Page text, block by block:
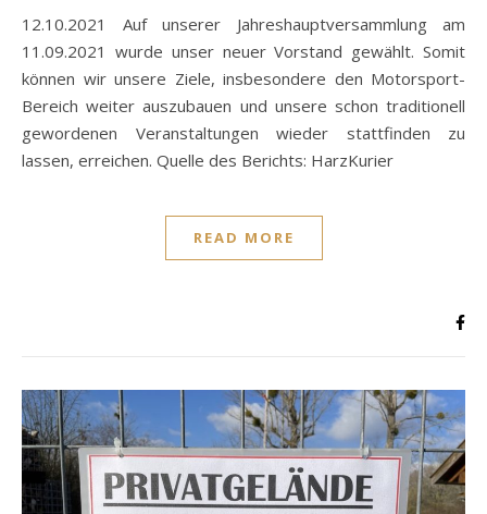
12.10.2021 Auf unserer Jahreshauptversammlung am
11.09.2021 wurde unser neuer Vorstand gewählt. Somit
können wir unsere Ziele, insbesondere den Motorsport-
Bereich weiter auszubauen und unsere schon traditionell
gewordenen Veranstaltungen wieder stattfinden zu
lassen, erreichen. Quelle des Berichts: HarzKurier
READ MORE